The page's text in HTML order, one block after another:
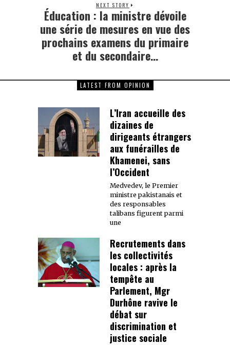
NEXT STORY
Next
Éducation : la ministre dévoile
une série de mesures en vue des
prochains examens du primaire
et du secondaire…
LATEST FROM OPINION
L’Iran accueille des
dizaines de
dirigeants étrangers
aux funérailles de
Khamenei, sans
l’Occident
Medvedev, le Premier
ministre pakistanais et
des responsables
talibans figurent parmi
une
Recrutements dans
les collectivités
locales : après la
tempête au
Parlement, Mgr
Durhône ravive le
débat sur
discrimination et
justice sociale